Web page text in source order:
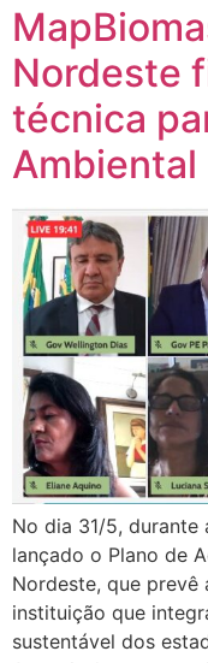
Nordeste
técnica
Ambiental
No dia 31/5, durante
lançado o Plano de
Nordeste, que
instituição que
sustentável dos